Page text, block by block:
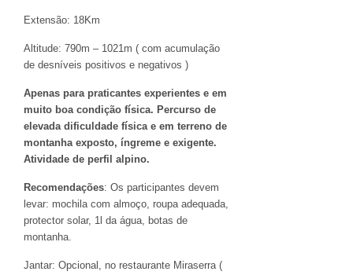
Extensão: 18Km
Altitude: 790m – 1021m ( com acumulação
de desníveis positivos e negativos )
Apenas para praticantes experientes e em
muito boa condição física. Percurso de
elevada dificuldade física e em terreno de
montanha exposto, íngreme e exigente.
Atividade de perfil alpino.
Recomendações: Os participantes devem
levar: mochila com almoço, roupa adequada,
protector solar, 1l da água, botas de
montanha.
Jantar: Opcional, no restaurante Miraserra (